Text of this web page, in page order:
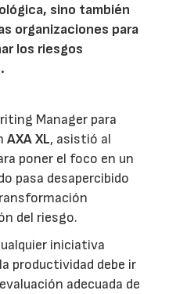
sino también
organizaciones para
los riesgos
Manager para
AXA XL, asistió al
poner el foco en un
pasa desapercibido
del riesgo.
iniciativa
productividad debe ir
adecuada de